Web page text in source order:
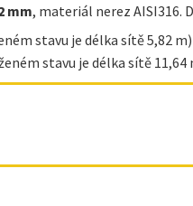
mm, materiál nerez AISI316.
stavu je délka sítě 5,82 m)
stavu je délka sítě 11,64